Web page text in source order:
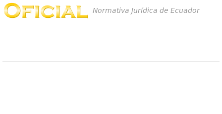
Normativa Jurídica de Ecuador